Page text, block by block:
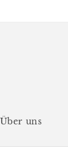
Über uns